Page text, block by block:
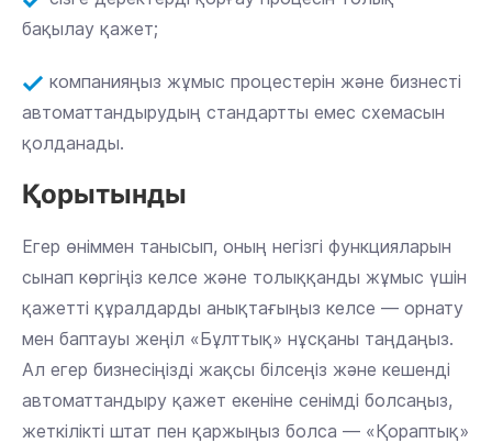
бақылау қажет;
компанияңыз жұмыс процестерін және бизнесті
автоматтандырудың стандартты емес схемасын
қолданады.
Қорытынды
Егер өніммен танысып, оның негізгі функцияларын
сынап көргіңіз келсе және толыққанды жұмыс үшін
қажетті құралдарды анықтағыңыз келсе — орнату
мен баптауы жеңіл «Бұлттық» нұсқаны таңдаңыз.
Ал егер бизнесіңізді жақсы білсеңіз және кешенді
автоматтандыру қажет екеніне сенімді болсаңыз,
жеткілікті штат пен қаржыңыз болса — «Қораптық»